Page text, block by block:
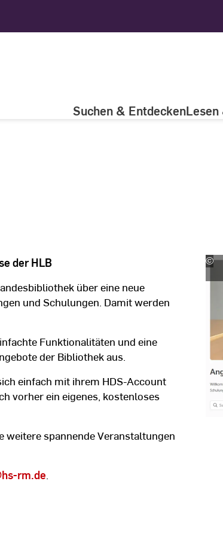
Suchen & Entdecken
©
der HLB
über eine neue
und Schulungen. Damit werden
Funktionalitäten und eine
der Bibliothek aus.
einfach mit ihrem HDS-Account
vorher ein eigenes, kostenloses
weitere spannende Veranstaltungen
rm.de.